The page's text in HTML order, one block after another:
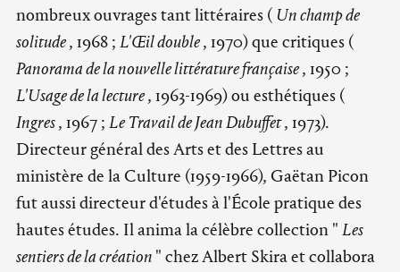
nombreux ouvrages tant littéraires ( Un champ de
solitude, 1968 ; L'Œil double, 1970) que critiques (
Panorama de la nouvelle littérature française, 1950 ;
L'Usage de la lecture, 1963-1969) ou esthétiques (
Ingres, 1967 ; Le Travail de Jean Dubuffet, 1973).
Directeur général des Arts et des Lettres au
ministère de la Culture (1959-1966), Gaëtan Picon
fut aussi directeur d'études à l'École pratique des
hautes études. Il anima la célèbre collection " Les
sentiers de la création " chez Albert Skira et collabora